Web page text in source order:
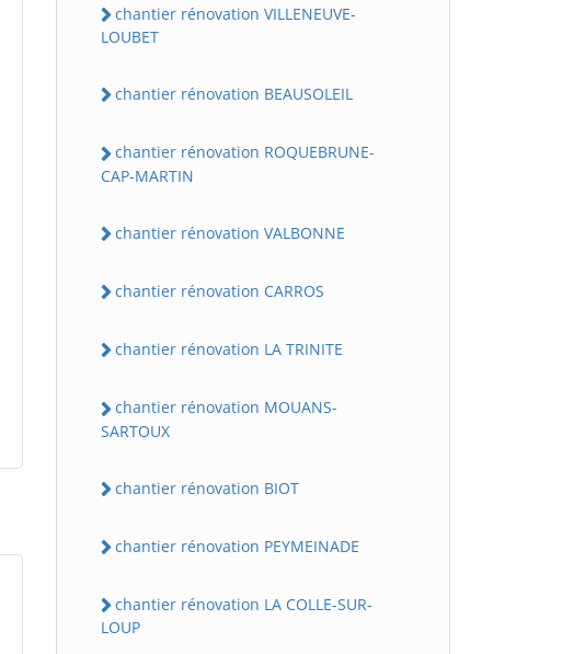
chantier rénovation VILLENEUVE-
LOUBET
chantier rénovation BEAUSOLEIL
chantier rénovation ROQUEBRUNE-
CAP-MARTIN
chantier rénovation VALBONNE
chantier rénovation CARROS
chantier rénovation LA TRINITE
chantier rénovation MOUANS-
SARTOUX
chantier rénovation BIOT
chantier rénovation PEYMEINADE
chantier rénovation LA COLLE-SUR-
LOUP